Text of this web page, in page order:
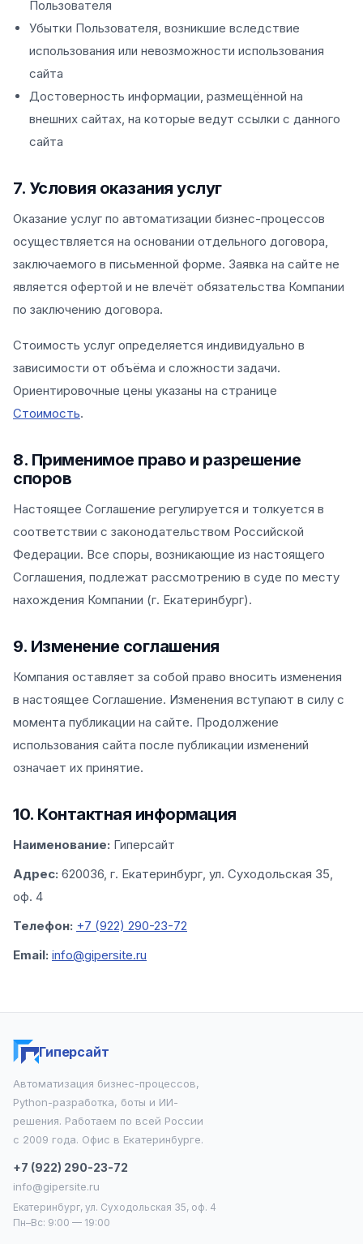
Пользователя
Убытки Пользователя, возникшие вследствие
использования или невозможности использования
сайта
Достоверность информации, размещённой на
внешних сайтах, на которые ведут ссылки с данного
сайта
7. Условия оказания услуг
Оказание услуг по автоматизации бизнес-процессов
осуществляется на основании отдельного договора,
заключаемого в письменной форме. Заявка на сайте не
является офертой и не влечёт обязательства Компании
по заключению договора.
Стоимость услуг определяется индивидуально в
зависимости от объёма и сложности задачи.
Ориентировочные цены указаны на странице
Стоимость.
8. Применимое право и разрешение
споров
Настоящее Соглашение регулируется и толкуется в
соответствии с законодательством Российской
Федерации. Все споры, возникающие из настоящего
Соглашения, подлежат рассмотрению в суде по месту
нахождения Компании (г. Екатеринбург).
9. Изменение соглашения
Компания оставляет за собой право вносить изменения
в настоящее Соглашение. Изменения вступают в силу с
момента публикации на сайте. Продолжение
использования сайта после публикации изменений
означает их принятие.
10. Контактная информация
Наименование: Гиперсайт
Адрес: 620036, г. Екатеринбург, ул. Суходольская 35,
оф. 4
Телефон: +7 (922) 290-23-72
Email: info@gipersite.ru
Гиперсайт
Автоматизация бизнес-процессов,
Python-разработка, боты и ИИ-
решения. Работаем по всей России
с 2009 года. Офис в Екатеринбурге.
+7 (922) 290-23-72
info@gipersite.ru
Екатеринбург, ул. Суходольская 35, оф. 4
Пн–Вс: 9:00 — 19:00